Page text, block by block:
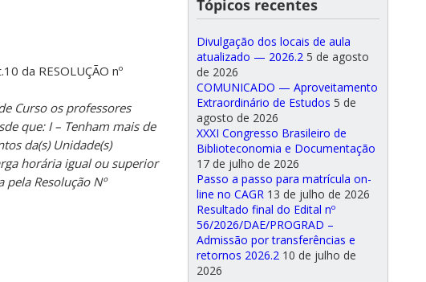
da RESOLUÇÃO nº
Curso os professores
que: I – Tenham mais de
da(s) Unidade(s)
horária igual ou superior
Resolução Nº
Tópicos recentes
Divulgação dos locais de aula
atualizado — 2026.2 5 de agosto
de 2026
COMUNICADO — Aproveitamento
Extraordinário de Estudos 5 de
agosto de 2026
XXXI Congresso Brasileiro de
Biblioteconomia e Documentação
17 de julho de 2026
Passo a passo para matrícula on-
line no CAGR 13 de julho de 2026
Resultado final do Edital nº
56/2026/DAE/PROGRAD –
Admissão por transferências e
retornos 2026.2 10 de julho de
2026